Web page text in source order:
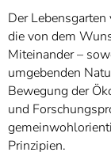
Der
die von dem
Miteinander –
umgebenden
Bewegung der
und
Prinzipien.